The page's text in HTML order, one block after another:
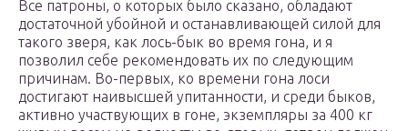
Все патроны, о которых было сказано, обладают
достаточной убойной и останавливающей силой для
такого зверя, как лось-бык во время гона, и я
позволил себе рекомендовать их по следующим
причинам. Во-первых, ко времени гона лоси
достигают наивысшей упитанности, и среди быков,
активно участвующих в гоне, экземпляры за 400 кг